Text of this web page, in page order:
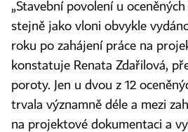
„Stavební povolení u
stejně jako vloni obvykle
roku po zahájení práce na
konstatuje Renata Zdařilová,
poroty. Jen u dvou z 12
trvala významně déle a mezi
na projektové dokumentaci a